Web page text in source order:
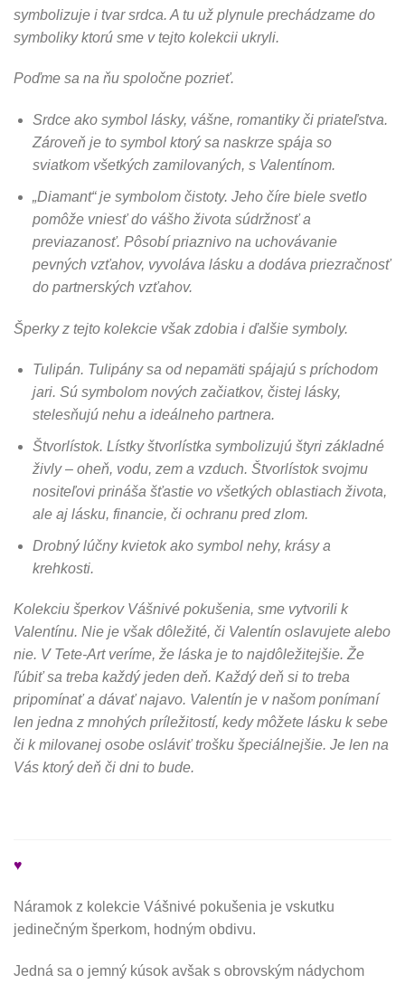
symbolizuje i tvar srdca. A tu už plynule prechádzame do
symboliky ktorú sme v tejto kolekcii ukryli.
Poďme sa na ňu spoločne pozrieť.
Srdce ako symbol lásky, vášne, romantiky či priateľstva.
Zároveň je to symbol ktorý sa naskrze spája so
sviatkom všetkých zamilovaných, s Valentínom.
„Diamant“ je symbolom čistoty. Jeho číre biele svetlo
pomôže vniesť do vášho života súdržnosť a
previazanosť. Pôsobí priaznivo na uchovávanie
pevných vzťahov, vyvoláva lásku a dodáva priezračnosť
do partnerských vzťahov.
Šperky z tejto kolekcie však zdobia i ďalšie symboly.
Tulipán. Tulipány sa od nepamäti spájajú s príchodom
jari. Sú symbolom nových začiatkov, čistej lásky,
stelesňujú nehu a ideálneho partnera.
Štvorlístok. Lístky štvorlístka symbolizujú štyri základné
živly – oheň, vodu, zem a vzduch. Štvorlístok svojmu
nositeľovi prináša šťastie vo všetkých oblastiach života,
ale aj lásku, financie, či ochranu pred zlom.
Drobný lúčny kvietok ako symbol nehy, krásy a
krehkosti.
Kolekciu šperkov Vášnivé pokušenia, sme vytvorili k
Valentínu. Nie je však dôležité, či Valentín oslavujete alebo
nie. V Tete-Art veríme, že láska je to najdôležitejšie. Že
ľúbiť sa treba každý jeden deň. Každý deň si to treba
pripomínať a dávať najavo. Valentín je v našom ponímaní
len jedna z mnohých príležitostí, kedy môžete lásku k sebe
či k milovanej osobe osláviť trošku špeciálnejšie. Je len na
Vás ktorý deň či dni to bude.
♥
Náramok z kolekcie Vášnivé pokušenia je vskutku
jedinečným šperkom, hodným obdivu.
Jedná sa o jemný kúsok avšak s obrovským nádychom